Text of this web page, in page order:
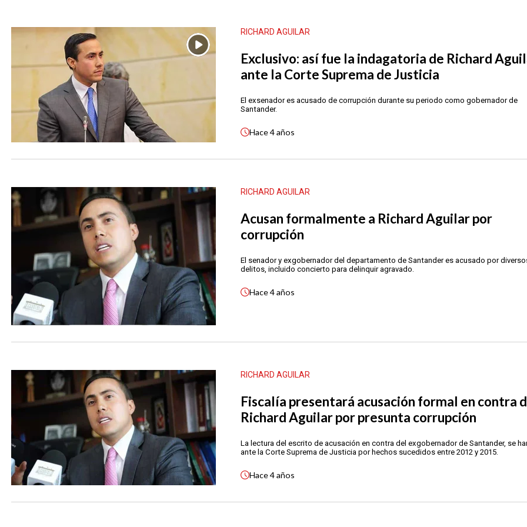
RICHARD AGUILAR
Exclusivo: así fue la indagatoria de Richard
ante la Corte Suprema de Justicia
El exsenador es acusado de corrupción durante su periodo como gobernador de
Santander.
Hace4 años
RICHARD AGUILAR
Acusan formalmente a Richard Aguilar por
corrupción
El senador y exgobernador del departamento de Santander es acusado por
delitos, incluido concierto para delinquir agravado.
Hace4 años
RICHARD AGUILAR
Fiscalía presentará acusación formal en contra
Richard Aguilar por presunta corrupción
La lectura del escrito de acusación en contra del exgobernador de Santander, se
ante la Corte Suprema de Justicia por hechos sucedidos entre 2012 y 2015.
Hace4 años